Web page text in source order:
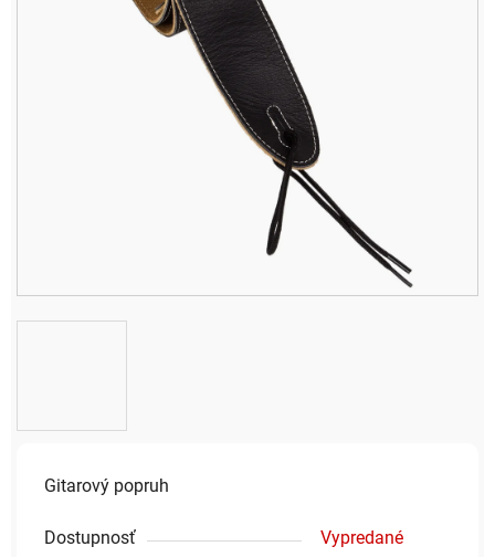
Gitarový popruh
Dostupnosť
Vypredané